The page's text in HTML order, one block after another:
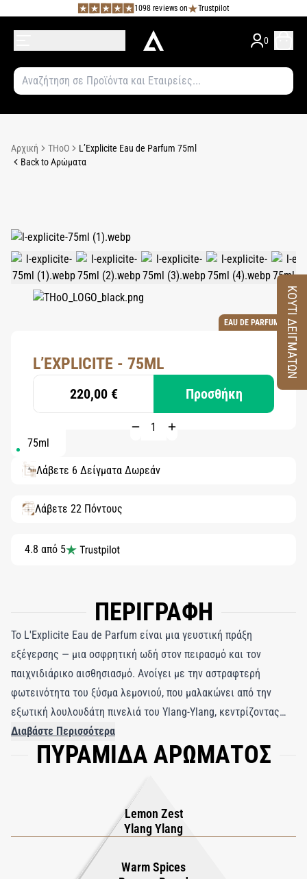
1098 reviews on Trustpilot
0
Αρχική THoO
L’Explicite Eau de Parfum 75ml
Back to Αρώματα
EAU DE PARFUM
L’EXPLICITE - 75ML
220,00 € Προσθήκη
75ml
Λάβετε 6 Δείγματα Δωρεάν
Λάβετε 22 Πόντους
4.8 από 5
ΠΕΡΙΓΡΑΦΗ
Το L'Explicite Eau de Parfum είναι μια γευστική πράξη
εξέγερσης — μια οσφρητική ωδή στον πειρασμό και τον
παιχνιδιάρικο αισθησιασμό. Ανοίγει με την αστραφτερή
φωτεινότητα του ξύσμα λεμονιού, που μαλακώνει από την
εξωτική λουλουδάτη πινελιά του Ylang-Ylang, κεντρίζοντας
την περιέργεια από την πρώτη κιόλας ανάσα. Η καρδιά
αποκαλύπτει μια τολμηρή ανατροπή: την παρηγορητική
δημιουργώντας μια πλούσια, λαχταριστή συμφωνία που
αισθάνεται απολαυστική αλλά και εκλεπτυσμένη. Καθώς το
άρωμα βαθαίνει, τα τρυφερά πέταλα βιολετί και το χρυσό
Κεχριμπάρι αναμειγνύονται με Φρουτώδεις Μόσχους,
Διαβάστε Περισσότερα
ΠΥΡΑΜΙΔΑ ΑΡΩΜΑΤΟΣ
Lemon Zest
Ylang Ylang
Warm Spices
ΚΟΥΤΙ ΔΕΙΓΜΑΤΩΝ